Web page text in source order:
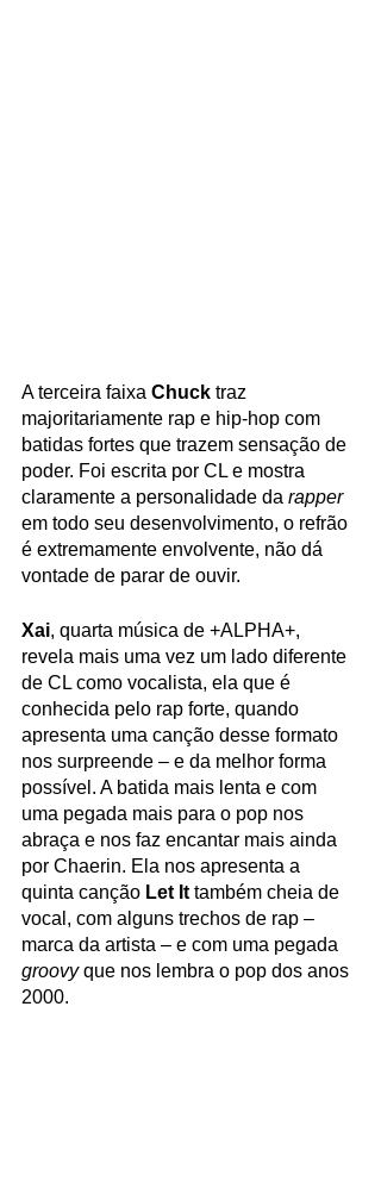
A terceira faixa Chuck traz
majoritariamente rap e hip-hop com
batidas fortes que trazem sensação de
poder. Foi escrita por CL e mostra
claramente a personalidade da rapper
em todo seu desenvolvimento, o refrão
é extremamente envolvente, não dá
vontade de parar de ouvir.
Xai, quarta música de +ALPHA+,
revela mais uma vez um lado diferente
de CL como vocalista, ela que é
conhecida pelo rap forte, quando
apresenta uma canção desse formato
nos surpreende – e da melhor forma
possível. A batida mais lenta e com
uma pegada mais para o pop nos
abraça e nos faz encantar mais ainda
por Chaerin. Ela nos apresenta a
quinta canção Let It também cheia de
vocal, com alguns trechos de rap –
marca da artista – e com uma pegada
groovy que nos lembra o pop dos anos
2000.